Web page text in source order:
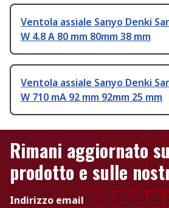
Ventola assiale Sanyo Denki
W 4.8 A 80 mm 80mm 38 mm
Ventola assiale Sanyo Denki
W 710 mA 92 mm 92mm 25 mm
Rimani aggiornato
prodotto e sulle
Indirizzo email